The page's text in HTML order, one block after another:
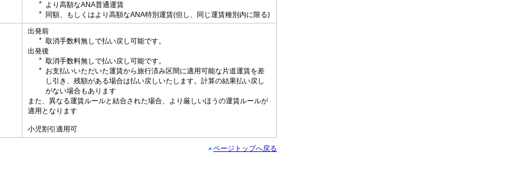
より高額なANA普通運賃
同額、もしくはより高額なANA特別運賃(但し、同じ運賃種別内に限る)
出発前
取消手数料無しで払い戻し可能です。
出発後
取消手数料無しで払い戻し可能です。
お支払いいただいた運賃から旅行済み区間に適用可能な片道運賃を差
し引き、残額がある場合は払い戻しいたします。計算の結果払い戻し
がない場合もあります
また、異なる運賃ルールと結合された場合、より厳しいほうの運賃ルールが
適用となります
小児割引適用可
ページトップへ戻る